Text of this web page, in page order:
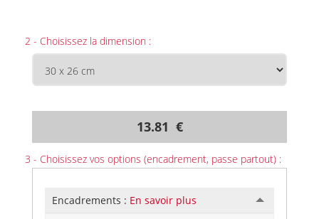
2 - Choisissez la dimension :
13.81 €
3 - Choisissez vos options (encadrement, passe partout) :
Encadrements : En savoir plus